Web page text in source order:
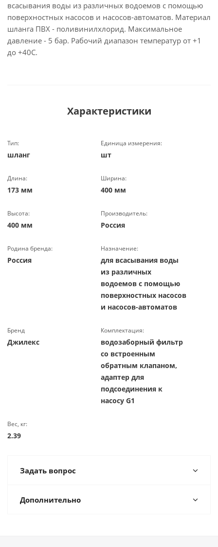
всасывания воды из различных водоемов с помощью
поверхностных насосов и насосов-автоматов. Материал
шланга ПВХ - поливинилхлорид. Максимальное
давление - 5 бар. Рабочий диапазон температур от +1
до +40С.
Характеристики
Тип:
шланг
Единица измерения:
шт
Длина:
173 мм
Ширина:
400 мм
Высота:
400 мм
Производитель:
Россия
Родина бренда:
Россия
Назначение:
для всасывания воды
из различных
водоемов с помощью
поверхностных насосов
и насосов-автоматов
Бренд
Джилекс
Комплектация:
водозаборный фильтр
со встроенным
обратным клапаном,
адаптер для
подсоединения к
насосу G1
Вес, кг:
2.39
Задать вопрос
Дополнительно